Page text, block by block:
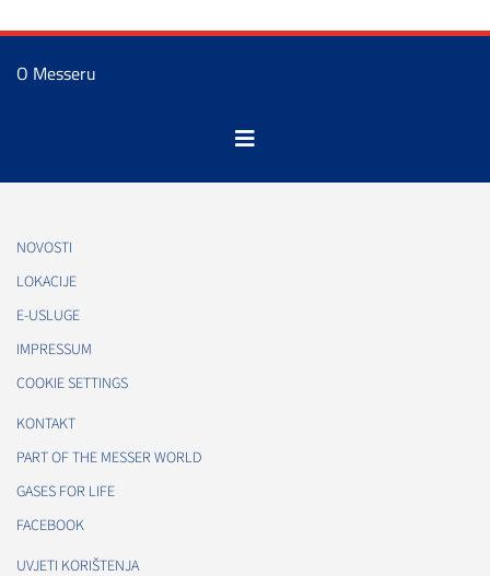
O Messeru
NOVOSTI
LOKACIJE
E-USLUGE
IMPRESSUM
COOKIE SETTINGS
KONTAKT
PART OF THE MESSER WORLD
GASES FOR LIFE
FACEBOOK
UVJETI KORIŠTENJA